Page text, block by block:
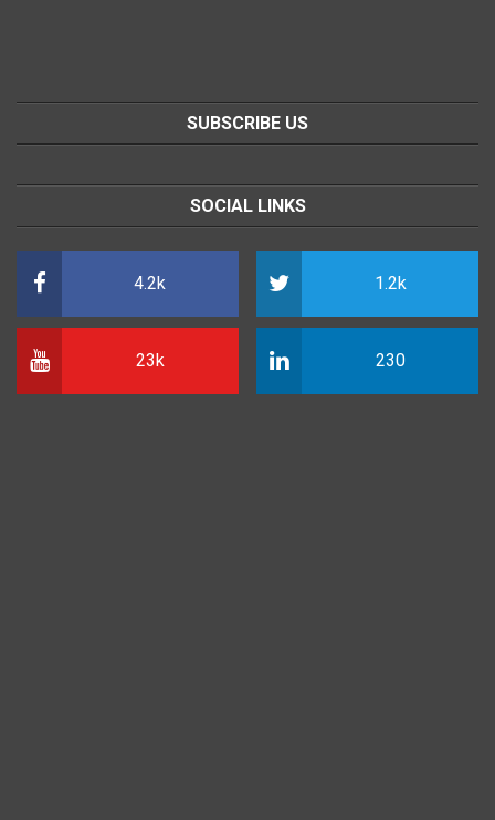
SUBSCRIBE US
SOCIAL LINKS
4.2k 1.2k
23k 230